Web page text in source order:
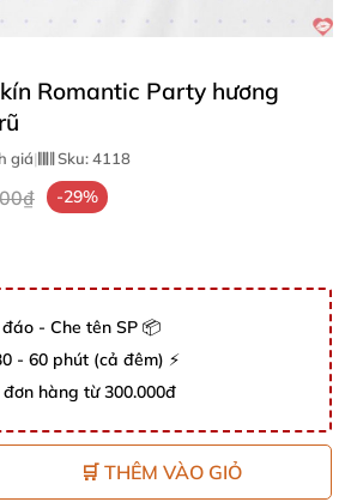
Romantic Party hương
giá| Sku:4118
-29%
- Che tên SP 📦
- 60 phút (cả đêm) ⚡
đơn hàng từ 300.000đ
🛒 THÊM VÀO GIỎ